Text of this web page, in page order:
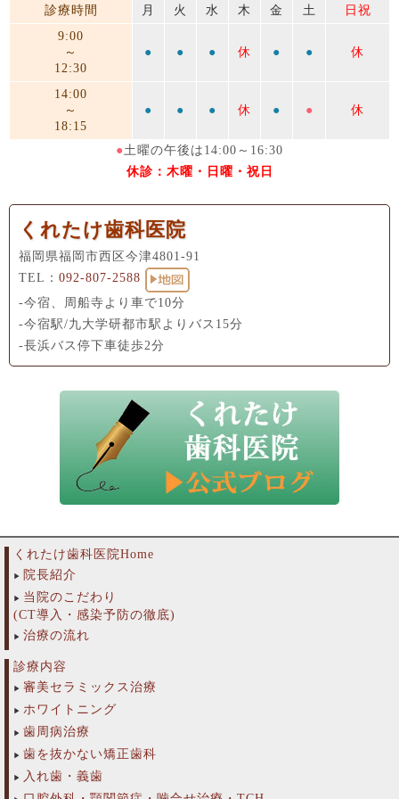
診療時間 月 火 水 木 金 土
日祝
9:00
～
12:30
● ● ● 休 ● ● 休
14:00
～
18:15
● ● ● 休 ● ● 休
●土曜の午後は14:00～16:30
休診：木曜・日曜・祝日
くれたけ歯科医院
福岡県福岡市西区今津4801-91
TEL： 092-807-2588
-今宿、周船寺より車で10分
-今宿駅/九大学研都市駅よりバス15分
-長浜バス停下車徒歩2分
くれたけ歯科医院Home
院長紹介
当院のこだわり
(CT導入・感染予防の徹底)
治療の流れ
診療内容
審美セラミックス治療
ホワイトニング
歯周病治療
歯を抜かない矯正歯科
入れ歯・義歯